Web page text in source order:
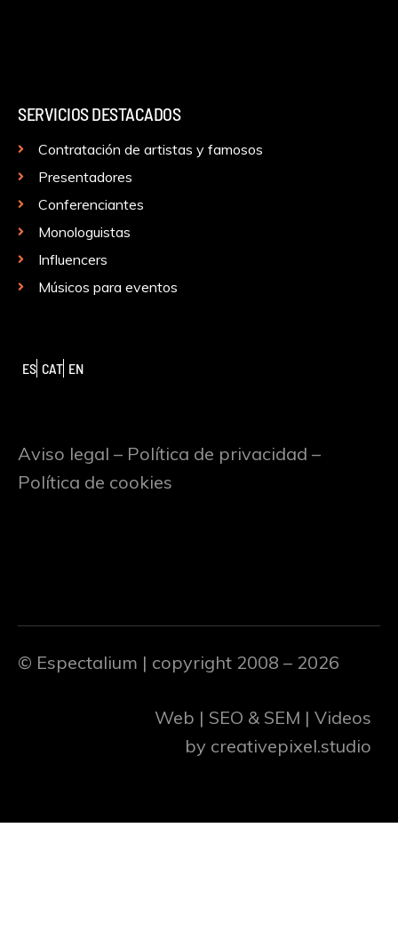
SERVICIOS DESTACADOS
Contratación de artistas y famosos
Presentadores
Conferenciantes
Monologuistas
Influencers
Músicos para eventos
ES CAT EN
Aviso legal – Política de privacidad –
Política de cookies
© Espectalium | copyright 2008 – 2026
Web | SEO & SEM | Videos
by creativepixel.studio